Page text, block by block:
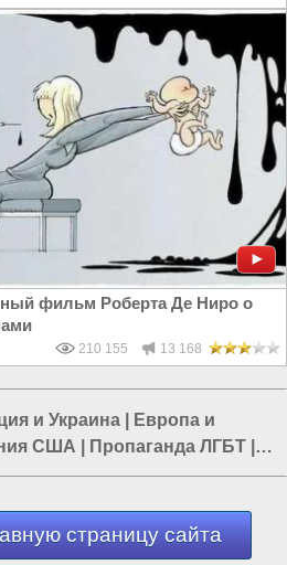
фильм Роберта Де Ниро о
210 155 13 168
и Украина
Европа и
США Пропаганда ЛГБТ
и Европа
страницу сайта